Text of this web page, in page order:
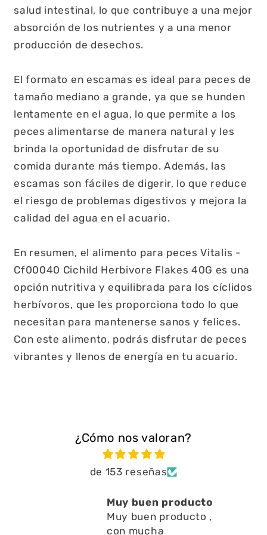
salud intestinal, lo que contribuye a una mejor
absorción de los nutrientes y a una menor
producción de desechos.
El formato en escamas es ideal para peces de
tamaño mediano a grande, ya que se hunden
lentamente en el agua, lo que permite a los
peces alimentarse de manera natural y les
brinda la oportunidad de disfrutar de su
comida durante más tiempo. Además, las
escamas son fáciles de digerir, lo que reduce
el riesgo de problemas digestivos y mejora la
calidad del agua en el acuario.
En resumen, el alimento para peces Vitalis -
Cf00040 Cichild Herbivore Flakes 40G es una
opción nutritiva y equilibrada para los cíclidos
herbívoros, que les proporciona todo lo que
necesitan para mantenerse sanos y felices.
Con este alimento, podrás disfrutar de peces
vibrantes y llenos de energía en tu acuario.
¿Cómo nos valoran?
de 153 reseñas
Muy buen producto
Muy buen producto ,